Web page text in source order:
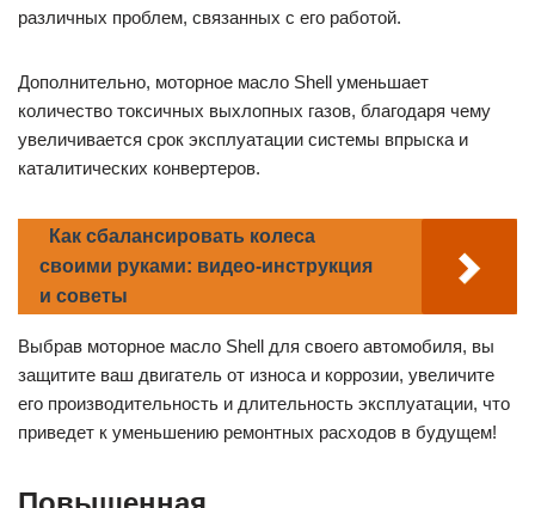
различных проблем, связанных с его работой.
Дополнительно, моторное масло Shell уменьшает
количество токсичных выхлопных газов, благодаря чему
увеличивается срок эксплуатации системы впрыска и
каталитических конвертеров.
Как сбалансировать колеса
своими руками: видео-инструкция
и советы
Выбрав моторное масло Shell для своего автомобиля, вы
защитите ваш двигатель от износа и коррозии, увеличите
его производительность и длительность эксплуатации, что
приведет к уменьшению ремонтных расходов в будущем!